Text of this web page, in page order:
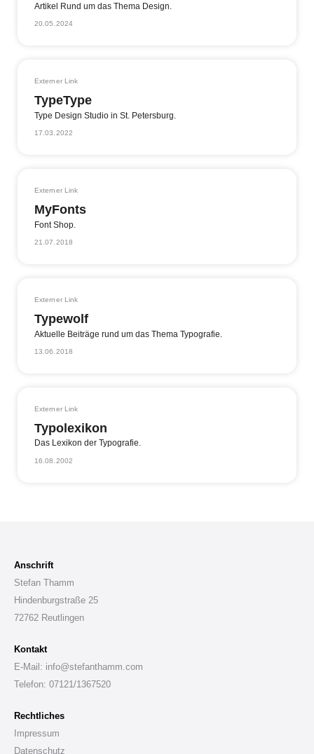
Artikel Rund um das Thema Design.
20.05.2024
Externer Link
TypeType
Type Design Studio in St. Petersburg.
17.03.2022
Externer Link
MyFonts
Font Shop.
21.07.2018
Externer Link
Typewolf
Aktuelle Beiträge rund um das Thema Typografie.
13.06.2018
Externer Link
Typolexikon
Das Lexikon der Typografie.
16.08.2002
Anschrift
Stefan Thamm
Hindenburgstraße 25
72762 Reutlingen
Kontakt
E-Mail: info@stefanthamm.com
Telefon: 07121/1367520
Rechtliches
Impressum
Datenschutz